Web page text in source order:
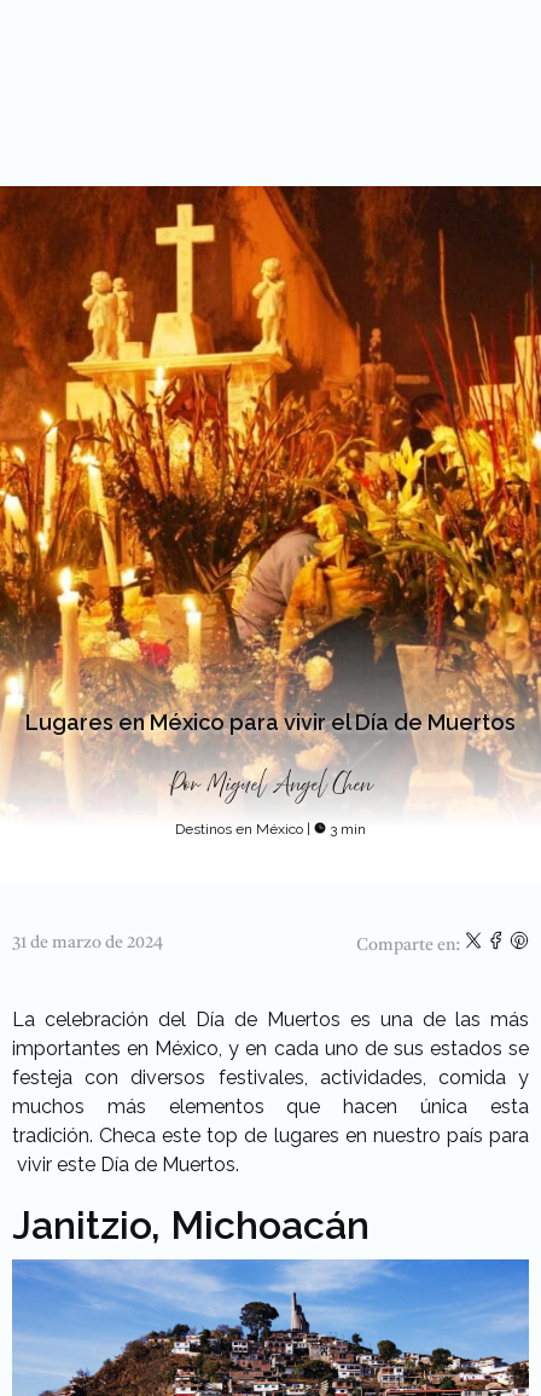
Lugares en México para vivir el Día de Muertos
Por Miguel Angel Chen
Destinos en México 3 min
31 de marzo de 2024 Comparte en:
La celebración del Día de Muertos es una de las más
importantes en México, y en cada uno de sus estados se
festeja con diversos festivales, actividades, comida y
muchos más elementos que hacen única esta
tradición. Checa este top de lugares en nuestro país para
vivir este Día de Muertos.
Janitzio, Michoacán